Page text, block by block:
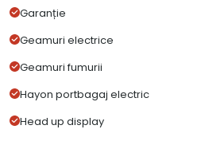
Garanție
Geamuri electrice
Geamuri fumurii
Hayon portbagaj electric
Head up display